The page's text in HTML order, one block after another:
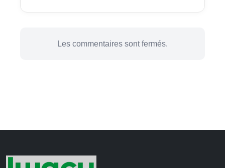
Les commentaires sont fermés.